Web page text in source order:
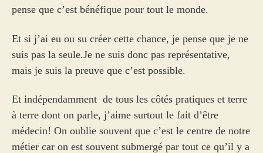
pense que c’est bénéfique pour tout le monde.
Et si j’ai eu ou su créer cette chance, je pense que je ne
suis pas la seule.Je ne suis donc pas représentative,
mais je suis la preuve que c’est possible.
Et indépendamment de tous les côtés pratiques et terre
à terre dont on parle, j’aime surtout le fait d’être
médecin! On oublie souvent que c’est le centre de notre
métier car on est souvent submergé par tout ce qu’il y a